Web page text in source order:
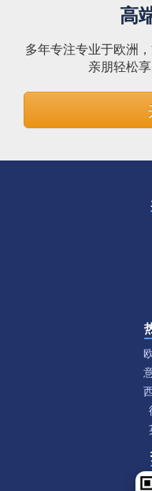
高
多年专注专业于欧洲
亲朋轻松